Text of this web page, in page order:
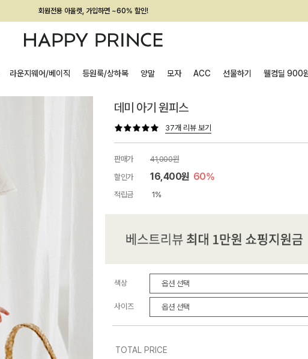
회원전용 아울렛, 가입하면 ~60% 할인!
멤버십 최대 28,000원 혜택
라운지웨어/베이직 등원룩/상하복 양말 모자 ACC 선물하기 웰컴딜 900
데미 아기 원피스
37개 리뷰 보기
판매가
41,000원
할인가
16,400원 60%
적립금 1%
색상
사이즈
TOTAL PRICE